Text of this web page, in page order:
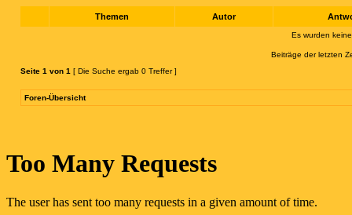
Themen Autor
Es wurden
Beiträge der letzten
Seite 1 von 1 [ Die Suche ergab 0 Treffer ]
Foren-Übersicht